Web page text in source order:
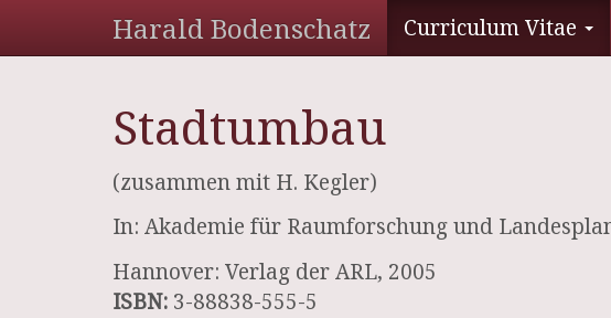
Harald Bodenschatz Curriculum Vitae
Stadtumbau
(zusammen mit H. Kegler)
In: Akademie für Raumforschung und
Hannover: Verlag der ARL, 2005
ISBN: 3-88838-555-5